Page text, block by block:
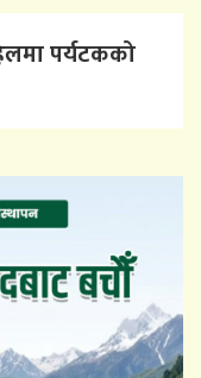
पर्यटकको